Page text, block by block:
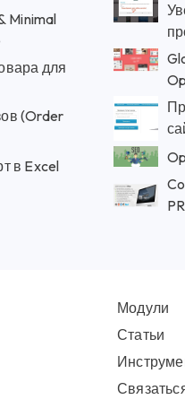
Minimal
для
(Order
в Excel
Модули
Статьи